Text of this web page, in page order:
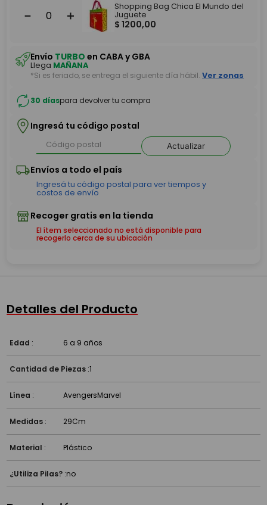
＋
－
Shopping Bag Chica El Mundo del
Juguete
$ 1200,00
Envío TURBO en CABA y GBA
Llega MAÑANA
*Si es feriado, se entrega el siguiente día hábil. Ver zonas
30 díaspara devolver tu compra
Ingresá tu código postal
Actualizar
El ítem seleccionado no está disponible para
recogerlo cerca de su ubicación
Detalles del Producto
Edad : 6 a 9 años
Cantidad de Piezas :1
Línea : AvengersMarvel
Medidas : 29Cm
Material : Plástico
¿Utiliza Pilas? :no